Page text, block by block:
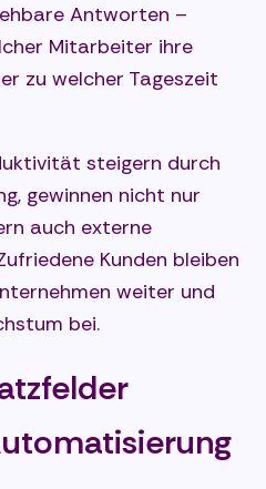
Antworten –
Mitarbeiter ihre
zu welcher Tageszeit
steigern durch
gewinnen nicht nur
auch externe
Kunden bleiben
weiter und
bei.